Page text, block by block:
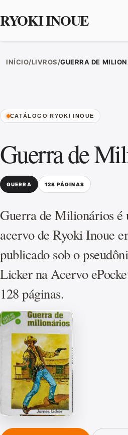
RYOKI INOUE
INÍCIO/LIVROS/GUERRA DE
CATÁLOGO RYOKI INOUE
Guerra de
GUERRA 128 PÁGINAS
Guerra de Milionários é
acervo de Ryoki Inoue
publicado sob o
Licker na Acervo
128 páginas.